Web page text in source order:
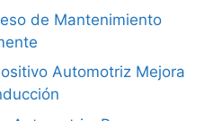
de Mantenimiento
Automotriz Mejora